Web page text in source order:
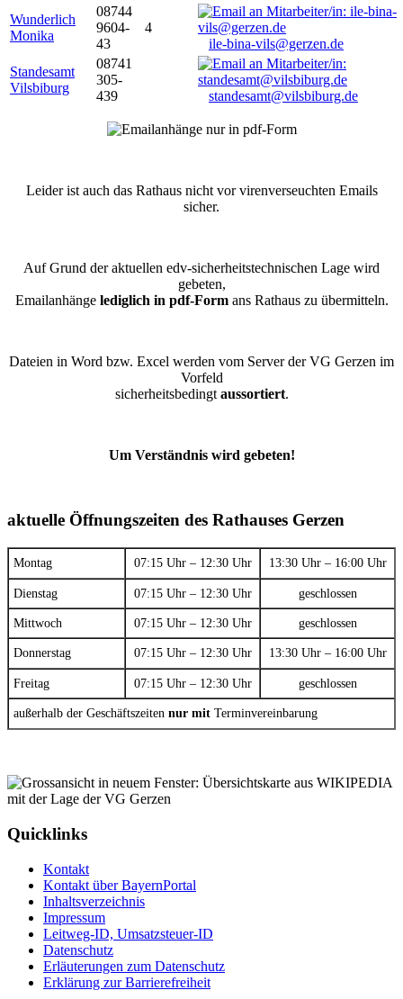
Wunderlich
Monika
08744
9604-
43
4
ile-bina-vils@gerzen.de
Standesamt
Vilsbiburg
08741
305-
439
standesamt@vilsbiburg.de
Leider ist auch das Rathaus nicht vor virenverseuchten Emails
sicher.
Auf Grund der aktuellen edv-sicherheitstechnischen Lage wird
gebeten,
Emailanhänge lediglich in pdf-Formans Rathaus zu übermitteln.
Dateien in Word bzw. Excel werden vom Server der VG Gerzen im
Vorfeld
sicherheitsbedingt aussortiert.
Um Verständnis wird gebeten!
aktuelle Öffnungszeiten des Rathauses Gerzen
Montag 07:15 Uhr – 12:30 Uhr 13:30 Uhr – 16:00 Uhr
Dienstag 07:15 Uhr – 12:30 Uhr geschlossen
Mittwoch 07:15 Uhr – 12:30 Uhr geschlossen
Donnerstag 07:15 Uhr – 12:30 Uhr 13:30 Uhr – 16:00 Uhr
Freitag 07:15 Uhr – 12:30 Uhr geschlossen
außerhalb der Geschäftszeiten nur mit Terminvereinbarung
Quicklinks
Kontakt
Kontakt über BayernPortal
Inhaltsverzeichnis
Impressum
Leitweg-ID, Umsatzsteuer-ID
Datenschutz
Erläuterungen zum Datenschutz
Erklärung zur Barrierefreiheit